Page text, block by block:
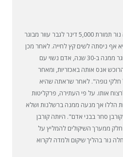
בעתירה מתואר כיצד נמכרה נור תמורת 5,000 דינר לגבר עוור מבוגר
אף ניסתה לשים קץ לחייה. לאחר מכן
היא נמכרה בשנית לגבר מבוגר ממנה ב-30 שנה, אדם נשוי עם
אנס אותה באכזריות, ומאחר
גופה". לאחר שראתה שהיא
אותו. על פי העתירה, פרקליטות
הללו אך מנעה ממנה ברשלנות ושלא
סחר בבני אדם". היותה קורבן
ממערך השיקולים להמליץ על
נור בהליך שיקום ולמדה לקרוא